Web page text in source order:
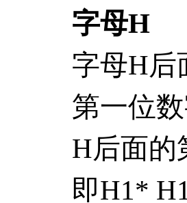
字母H
字母H后
第一位
H后面的
即H1*